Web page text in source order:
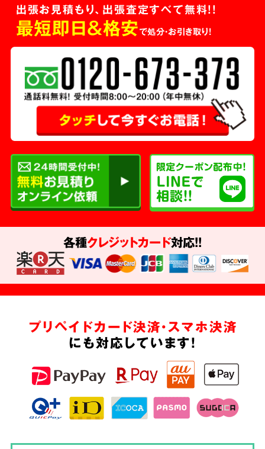
出張お見積もり、出張査定すべて無料!!
最短即日＆格安で処分・お引き取り！
各種クレジットカード対応!!
プリペイドカード決済・スマホ決済
にも対応しています!